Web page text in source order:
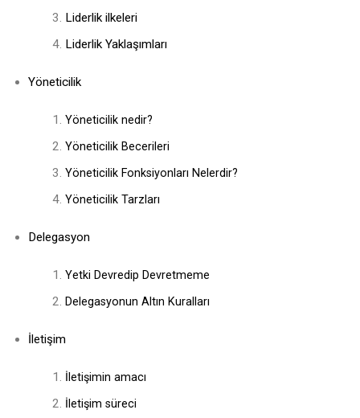
Liderlik ilkeleri
Liderlik Yaklaşımları
Yöneticilik
Yöneticilik nedir?
Yöneticilik Becerileri
Yöneticilik Fonksiyonları Nelerdir?
Yöneticilik Tarzları
Delegasyon
Yetki Devredip Devretmeme
Delegasyonun Altın Kuralları
İletişim
İletişimin amacı
İletişim süreci